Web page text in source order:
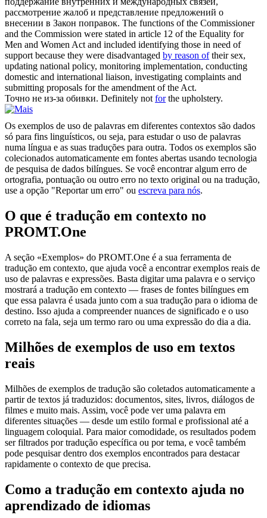
рассмотрение жалоб и представление предложений о
внесении в Закон поправок. The functions of the Commissioner
and the Commission were stated in article 12 of the Equality for
Men and Women Act and included identifying those in need of
support because they were disadvantaged by reason oftheir sex,
updating national policy, monitoring implementation, conducting
domestic and international liaison, investigating complaints and
submitting proposals for the amendment of the Act.
Точно не из-за обивки. Definitely notforthe upholstery.
Os exemplos de uso de palavras em diferentes contextos são dados
só para fins linguísticos, ou seja, para estudar o uso de palavras
numa língua e as suas traduções para outra. Todos os exemplos são
colecionados automaticamente em fontes abertas usando tecnologia
de pesquisa de dados bilíngues. Se você encontrar algum erro de
ortografia, pontuação ou outro erro no texto original ou na tradução,
use a opção "Reportar um erro" ou escreva para nós.
O que é tradução em contexto no
PROMT.One
A seção «Exemplos» do PROMT.One é a sua ferramenta de
tradução em contexto, que ajuda você a encontrar exemplos reais de
uso de palavras e expressões. Basta digitar uma palavra e o serviço
mostrará a tradução em contexto — frases de fontes bilíngues em
que essa palavra é usada junto com a sua tradução para o idioma de
destino. Isso ajuda a compreender nuances de significado e o uso
correto na fala, seja um termo raro ou uma expressão do dia a dia.
Milhões de exemplos de uso em textos
reais
Milhões de exemplos de tradução são coletados automaticamente a
partir de textos já traduzidos: documentos, sites, livros, diálogos de
filmes e muito mais. Assim, você pode ver uma palavra em
diferentes situações — desde um estilo formal e profissional até a
linguagem coloquial. Para maior comodidade, os resultados podem
ser filtrados por tradução específica ou por tema, e você também
pode pesquisar dentro dos exemplos encontrados para destacar
rapidamente o contexto de que precisa.
Como a tradução em contexto ajuda no
aprendizado de idiomas